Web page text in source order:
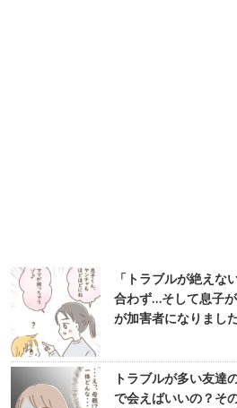
「トラブルが絶えな
合わず…そして息子
が加害者になりまし
トラブルが多い友達
で会えばいいの？そ